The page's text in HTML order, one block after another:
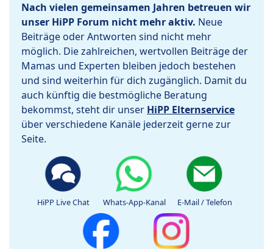
Nach vielen gemeinsamen Jahren betreuen wir
unser HiPP Forum nicht mehr aktiv. Neue
Beiträge oder Antworten sind nicht mehr
möglich. Die zahlreichen, wertvollen Beiträge der
Mamas und Experten bleiben jedoch bestehen
und sind weiterhin für dich zugänglich. Damit du
auch künftig die bestmögliche Beratung
bekommst, steht dir unser HiPP Elternservice
über verschiedene Kanäle jederzeit gerne zur
Seite.
HiPP Live Chat Whats-App-Kanal E-Mail / Telefon